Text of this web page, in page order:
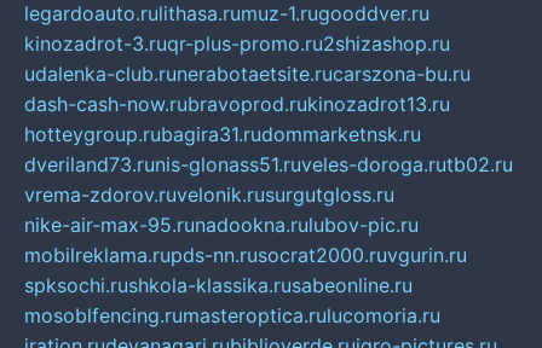
legardoauto.rulithasa.rumuz-1.rugooddver.ru
kinozadrot-3.ruqr-plus-promo.ru2shizashop.ru
udalenka-club.runerabotaetsite.rucarszona-bu.ru
dash-cash-now.rubravoprod.rukinozadrot13.ru
hotteygroup.rubagira31.rudommarketnsk.ru
dveriland73.runis-glonass51.ruveles-doroga.rutb02.ru
vrema-zdorov.ruvelonik.rusurgutgloss.ru
nike-air-max-95.runadookna.rulubov-pic.ru
mobilreklama.rupds-nn.rusocrat2000.ruvgurin.ru
spksochi.rushkola-klassika.rusabeonline.ru
mosoblfencing.rumasteroptica.rulucomoria.ru